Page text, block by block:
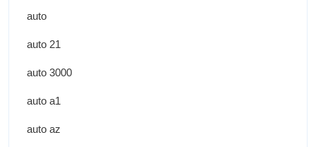
auto
auto 21
auto 3000
auto a1
auto az